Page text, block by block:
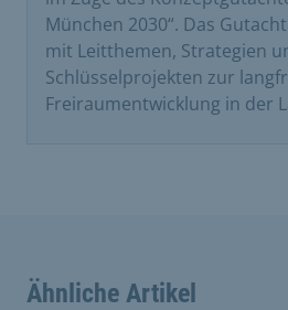
München 2030“. Das
mit Leitthemen, Strategien
Schlüsselprojekten zur
Freiraumentwicklung in der
Ähnliche Artikel